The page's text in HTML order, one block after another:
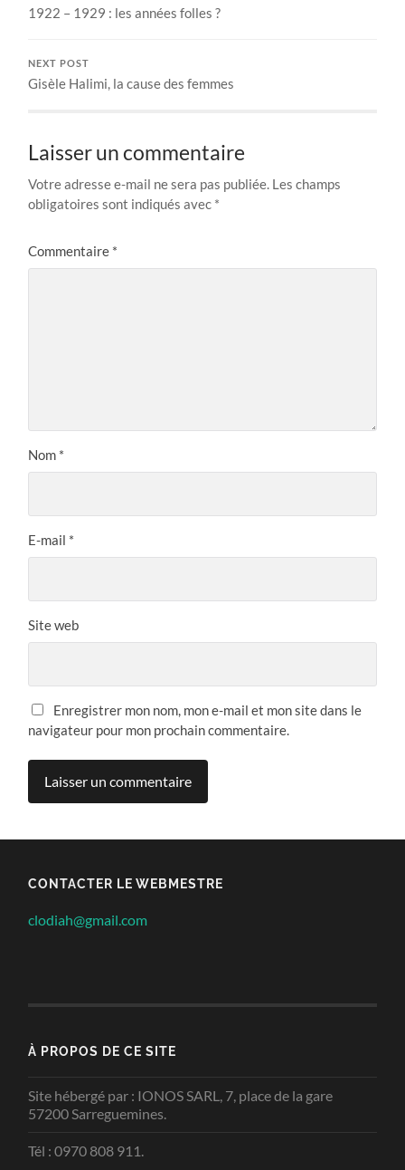
1922 – 1929 : les années folles ?
NEXT POST
Gisèle Halimi, la cause des femmes
Laisser un commentaire
Votre adresse e-mail ne sera pas publiée. Les champs
obligatoires sont indiqués avec *
Commentaire *
Nom *
E-mail *
Site web
Enregistrer mon nom, mon e-mail et mon site dans le
navigateur pour mon prochain commentaire.
CONTACTER LE WEBMESTRE
clodiah@gmail.com
À PROPOS DE CE SITE
Site hébergé par : IONOS SARL, 7, place de la gare
57200 Sarreguemines.
Tél : 0970 808 911.